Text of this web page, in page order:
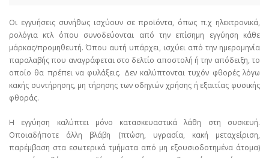
Οι εγγυήσεις συνήθως ισχύουν σε προϊόντα, όπως π.χ ηλεκτρονικά,
ρολόγια κτλ όπου συνοδεύονται από την επίσημη εγγύηση κάθε
μάρκας/προμηθευτή. Όπου αυτή υπάρχει, ισχύει από την ημερομηνία
παραλαβής που αναγράφεται στο δελτίο αποστολή ή την απόδειξη, το
οποίο θα πρέπει να φυλάξεις. Δεν καλύπτονται τυχόν φθορές λόγω
κακής συντήρησης, μη τήρησης των οδηγιών χρήσης ή εξαιτίας φυσικής
φθοράς.
Η εγγύηση καλύπτει μόνο κατασκευαστικά λάθη στη συσκευή.
Οποιαδήποτε άλλη βλάβη (πτώση, υγρασία, κακή μεταχείριση,
παρέμβαση στα εσωτερικά τμήματα από μη εξουσιοδοτημένα άτομα)